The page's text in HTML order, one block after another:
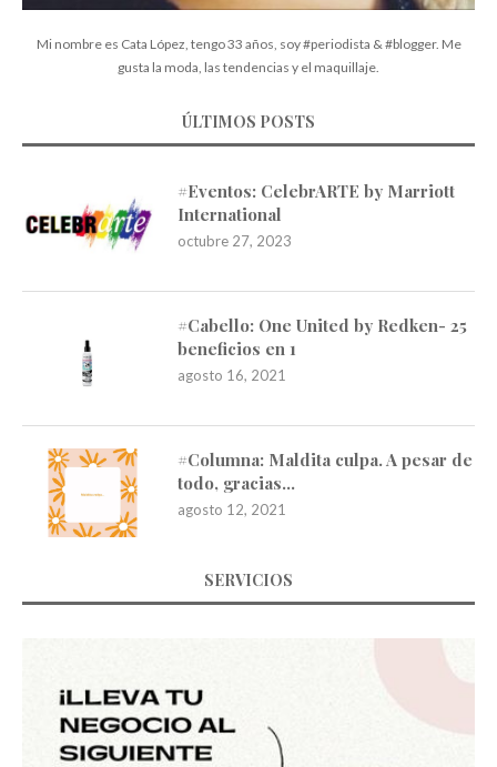
Mi nombre es Cata López, tengo 33 años, soy #periodista & #blogger. Me
gusta la moda, las tendencias y el maquillaje.
ÚLTIMOS POSTS
#Eventos: CelebrARTE by Marriott
International
octubre 27, 2023
#Cabello: One United by Redken- 25
beneficios en 1
agosto 16, 2021
#Columna: Maldita culpa. A pesar de
todo, gracias…
agosto 12, 2021
SERVICIOS